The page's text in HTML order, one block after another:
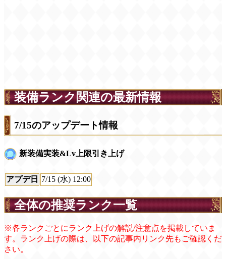
装備ランク関連の最新情報
7/15のアップデート情報
新装備実装&Lv上限引き上げ
アプデ日 7/15 (水) 12:00
全体の推奨ランク一覧
※各ランクごとにランク上げの解説/注意点を掲載していま
す。ランク上げの際は、以下の記事内リンク先もご確認くだ
さい。